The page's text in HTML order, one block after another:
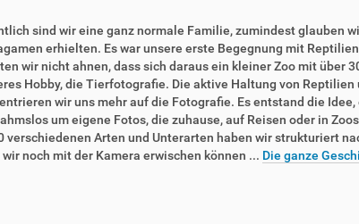
sind wir eine ganz normale Familie, zumindest glauben
erhielten. Es war unsere erste Begegnung mit
wir nicht ahnen, dass sich daraus ein kleiner Zoo mit über
Hobby, die Tierfotografie. Die aktive Haltung von
wir uns mehr auf die Fotografie. Es entstand die
um eigene Fotos, die zuhause, auf Reisen oder in
verschiedenen Arten und Unterarten haben wir strukturiert
noch mit der Kamera erwischen können ... Die ganze